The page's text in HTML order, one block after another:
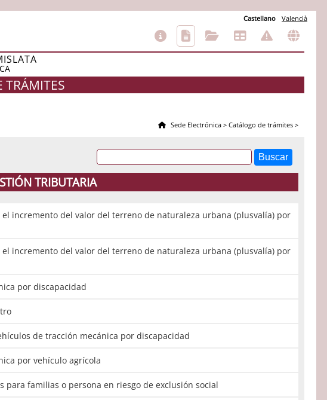
Castellano Valencià
TRÁMITES
Sede Electrónica > Catálogo de trámites >
TRIBUTARIA
incremento del valor del terreno de naturaleza urbana (plusvalía) por
incremento del valor del terreno de naturaleza urbana (plusvalía) por
por discapacidad
de tracción mecánica por discapacidad
por vehículo agrícola
para familias o persona en riesgo de exclusión social